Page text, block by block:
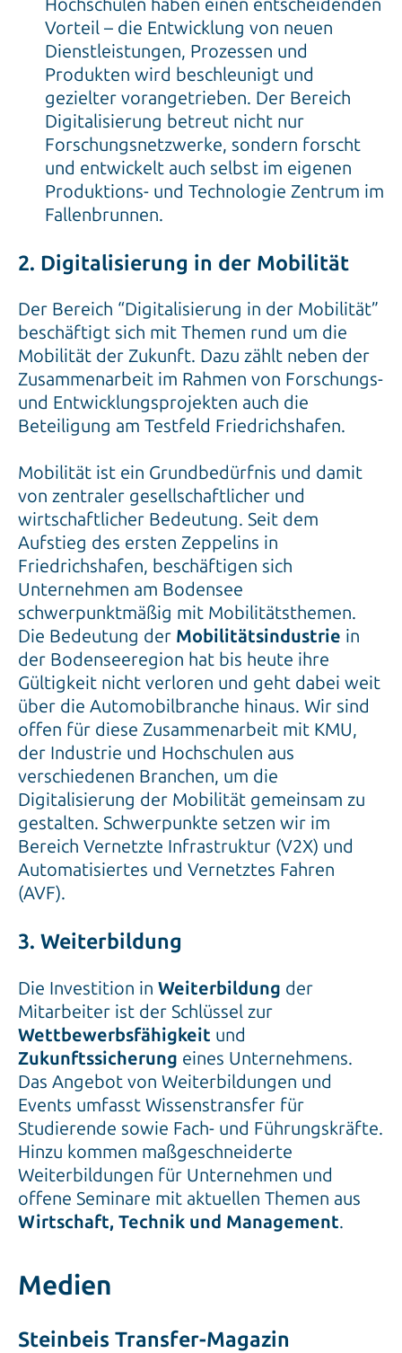
Hochschulen haben einen entscheidenden
Vorteil – die Entwicklung von neuen
Dienstleistungen, Prozessen und
Produkten wird beschleunigt und
gezielter vorangetrieben. Der Bereich
Digitalisierung betreut nicht nur
Forschungsnetzwerke, sondern forscht
und entwickelt auch selbst im eigenen
Produktions- und Technologie Zentrum im
Fallenbrunnen.
2. Digitalisierung in der Mobilität
Der Bereich “Digitalisierung in der Mobilität”
beschäftigt sich mit Themen rund um die
Mobilität der Zukunft. Dazu zählt neben der
Zusammenarbeit im Rahmen von Forschungs-
und Entwicklungsprojekten auch die
Beteiligung am Testfeld Friedrichshafen.
Mobilität ist ein Grundbedürfnis und damit
von zentraler gesellschaftlicher und
wirtschaftlicher Bedeutung. Seit dem
Aufstieg des ersten Zeppelins in
Friedrichshafen, beschäftigen sich
Unternehmen am Bodensee
schwerpunktmäßig mit Mobilitätsthemen.
Die Bedeutung der Mobilitätsindustrie in
der Bodenseeregion hat bis heute ihre
Gültigkeit nicht verloren und geht dabei weit
über die Automobilbranche hinaus. Wir sind
offen für diese Zusammenarbeit mit KMU,
der Industrie und Hochschulen aus
verschiedenen Branchen, um die
Digitalisierung der Mobilität gemeinsam zu
gestalten. Schwerpunkte setzen wir im
Bereich Vernetzte Infrastruktur (V2X) und
Automatisiertes und Vernetztes Fahren
(AVF).
3. Weiterbildung
Die Investition in Weiterbildung der
Mitarbeiter ist der Schlüssel zur
Wettbewerbsfähigkeit und
Zukunftssicherung eines Unternehmens.
Das Angebot von Weiterbildungen und
Events umfasst Wissenstransfer für
Studierende sowie Fach- und Führungskräfte.
Hinzu kommen maßgeschneiderte
Weiterbildungen für Unternehmen und
offene Seminare mit aktuellen Themen aus
Wirtschaft, Technik und Management.
Medien
Steinbeis Transfer-Magazin